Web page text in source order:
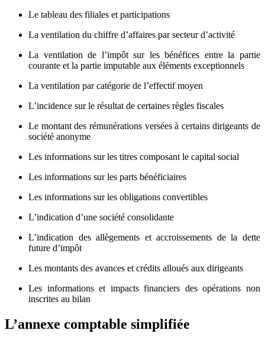
Le tableau des filiales et participations
La ventilation du chiffre d’affaires par secteur d’activité
La ventilation de l’impôt sur les bénéfices entre la partie
courante et la partie imputable aux éléments exceptionnels
La ventilation par catégorie de l’effectif moyen
L’incidence sur le résultat de certaines règles fiscales
Le montant des rémunérations versées à certains dirigeants de
société anonyme
Les informations sur les titres composant le capital social
Les informations sur les parts bénéficiaires
Les informations sur les obligations convertibles
L’indication d’une société consolidante
L’indication des allègements et accroissements de la dette
future d’impôt
Les montants des avances et crédits alloués aux dirigeants
Les informations et impacts financiers des opérations non
inscrites au bilan
L’annexe comptable simplifiée